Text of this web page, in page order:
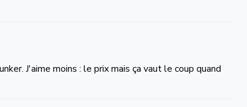
J'aime moins : le prix mais ça vaut le coup quand